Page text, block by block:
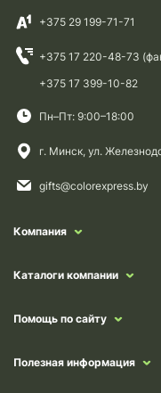
+375 29 199-71-71
+375 17 220-48-73
+375 17 399-10-82
Пн–Пт: 9:00–18:00
г. Минск, ул.
gifts@colorexpress.by
Компания
Каталоги компании
Помощь по сайту
Полезная информация